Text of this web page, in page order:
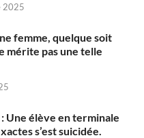
2025
femme, quelque soit
mérite pas une telle
Une élève en terminale
s’est suicidée.